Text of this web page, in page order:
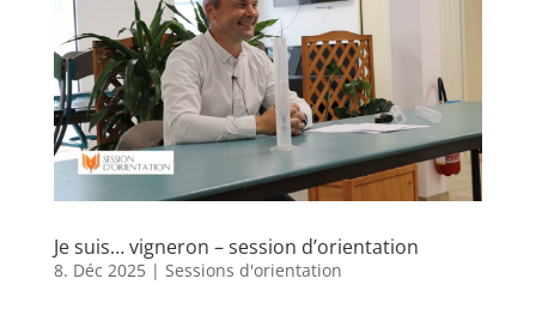
Je suis… vigneron – session d’orientation
8. Déc 2025| Sessions d'orientation